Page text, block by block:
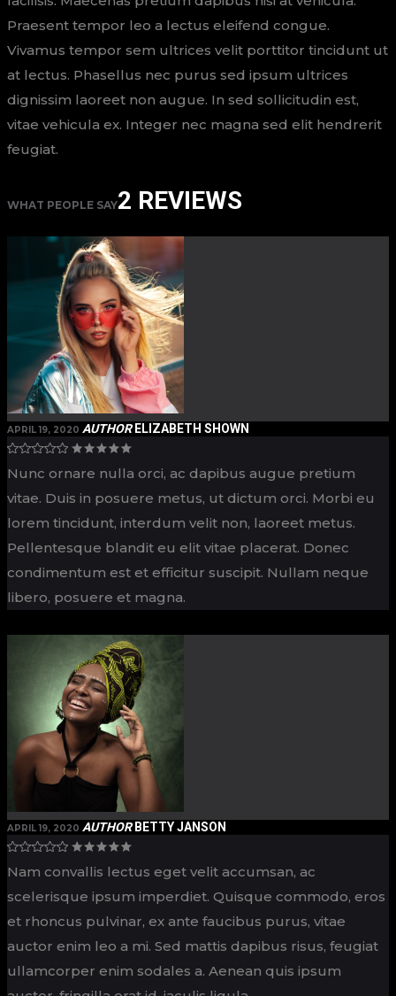
Praesent tempor leo a lectus eleifend congue.
Vivamus tempor sem ultrices velit porttitor tincidunt ut
at lectus. Phasellus nec purus sed ipsum ultrices
dignissim laoreet non augue. In sed sollicitudin est,
vitae vehicula ex. Integer nec magna sed elit hendrerit
feugiat.
WHAT PEOPLE SAY2 REVIEWS
APRIL 19, 2020 AUTHORELIZABETH SHOWN
Nunc ornare nulla orci, ac dapibus augue pretium
vitae. Duis in posuere metus, ut dictum orci. Morbi eu
lorem tincidunt, interdum velit non, laoreet metus.
Pellentesque blandit eu elit vitae placerat. Donec
condimentum est et efficitur suscipit. Nullam neque
libero, posuere et magna.
APRIL 19, 2020 AUTHORBETTY JANSON
Nam convallis lectus eget velit accumsan, ac
scelerisque ipsum imperdiet. Quisque commodo, eros
et rhoncus pulvinar, ex ante faucibus purus, vitae
auctor enim leo a mi. Sed mattis dapibus risus, feugiat
ullamcorper enim sodales a. Aenean quis ipsum